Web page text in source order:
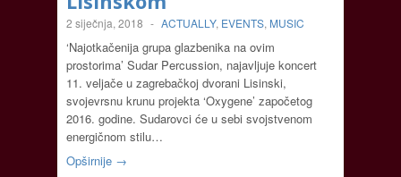
2 siječnja, 2018 - ACTUALLY, EVENTS, MUSIC
‘Najotkačenija grupa glazbenika na ovim
prostorima’ Sudar Percussion, najavljuje koncert
11. veljače u zagrebačkoj dvorani Lisinski,
svojevrsnu krunu projekta ‘Oxygene’ započetog
2016. godine. Sudarovci će u sebi svojstvenom
energičnom stilu…
Opširnije →